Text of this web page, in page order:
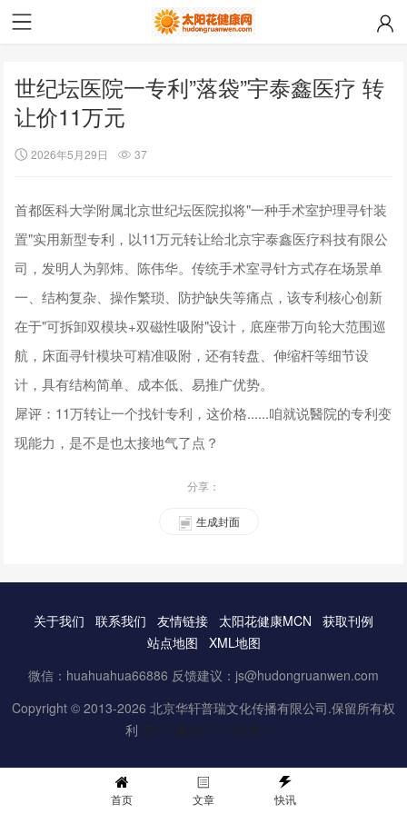
世纪坛医院一专利”落袋”宇泰鑫医疗 转
让价11万元
2026年5月29日 37
首都医科大学附属北京世纪坛医院拟将"一种手术室护理寻针装
置"实用新型专利，以11万元转让给北京宇泰鑫医疗科技有限公
司，发明人为郭炜、陈伟华。传统手术室寻针方式存在场景单
一、结构复杂、操作繁琐、防护缺失等痛点，该专利核心创新
在于"可拆卸双模块+双磁性吸附"设计，底座带万向轮大范围巡
航，床面寻针模块可精准吸附，还有转盘、伸缩杆等细节设
计，具有结构简单、成本低、易推广优势。
犀评：11万转让一个找针专利，这价格......咱就说醫院的专利变
现能力，是不是也太接地气了点？
分享：
生成封面
关于我们 联系我们 友情链接 太阳花健康MCN
获取刊例
站点地图
XML地图
微信：huahuahua66886 反馈建议：js@hudongruanwen.com
Copyright © 2013-2026 北京华轩普瑞文化传播有限公司.保留所有权
利 京ICP备16061888号-3
首页 文章 快讯